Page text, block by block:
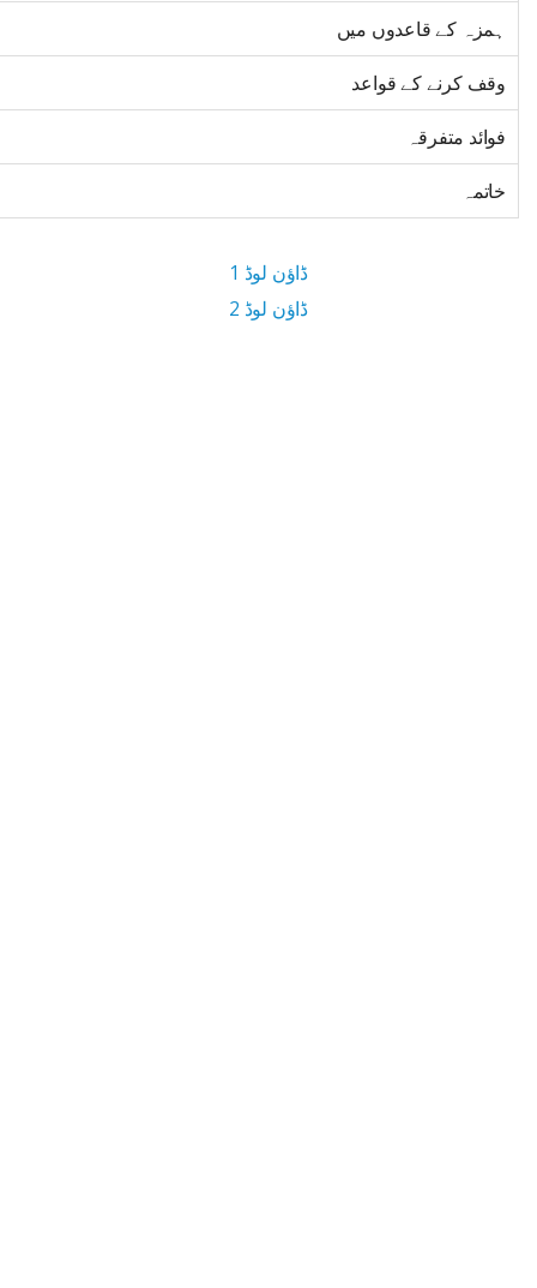
ہمزہ کے قاعدوں میں
وقف کرنے کے قواعد
فوائد متفرقہ
خاتمہ
ڈاؤن لوڈ 1
ڈاؤن لوڈ 2